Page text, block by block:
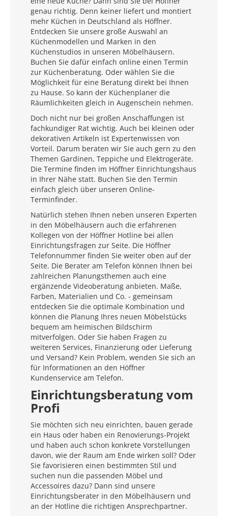
genau richtig. Denn keiner liefert und montiert
mehr Küchen in Deutschland als Höffner.
Entdecken Sie unsere große Auswahl an
Küchenmodellen und Marken in den
Küchenstudios in unseren Möbelhäusern.
Buchen Sie dafür einfach online einen Termin
zur Küchenberatung. Oder wählen Sie die
Möglichkeit für eine Beratung direkt bei Ihnen
zu Hause. So kann der Küchenplaner die
Räumlichkeiten gleich in Augenschein nehmen.
Doch nicht nur bei großen Anschaffungen ist
fachkundiger Rat wichtig. Auch bei kleinen oder
dekorativen Artikeln ist Expertenwissen von
Vorteil. Darum beraten wir Sie auch gern zu den
Themen Gardinen, Teppiche und Elektrogeräte.
Die Termine finden im Höffner Einrichtungshaus
in Ihrer Nähe statt. Buchen Sie den Termin
einfach gleich über unseren Online-
Terminfinder.
Natürlich stehen Ihnen neben unseren Experten
in den Möbelhäusern auch die erfahrenen
Kollegen von der Höffner Hotline bei allen
Einrichtungsfragen zur Seite. Die Höffner
Telefonnummer finden Sie weiter oben auf der
Seite. Die Berater am Telefon können Ihnen bei
zahlreichen Planungsthemen auch eine
ergänzende Videoberatung anbieten. Maße,
Farben, Materialien und Co. - gemeinsam
entdecken Sie die optimale Kombination und
können die Planung Ihres neuen Möbelstücks
bequem am heimischen Bildschirm
mitverfolgen. Oder Sie haben Fragen zu
weiteren Services, Finanzierung oder Lieferung
und Versand? Kein Problem, wenden Sie sich an
für Informationen an den Höffner
Kundenservice am Telefon.
Einrichtungsberatung vom
Profi
Sie möchten sich neu einrichten, bauen gerade
ein Haus oder haben ein Renovierungs-Projekt
und haben auch schon konkrete Vorstellungen
davon, wie der Raum am Ende wirken soll? Oder
Sie favorisieren einen bestimmten Stil und
suchen nun die passenden Möbel und
Accessoires dazu? Dann sind unsere
Einrichtungsberater in den Möbelhäusern und
an der Hotline die richtigen Ansprechpartner.